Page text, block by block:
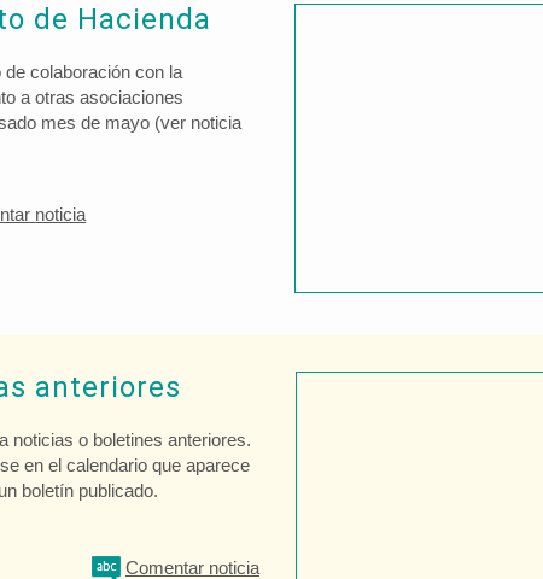
de Hacienda
colaboración con la
a otras asociaciones
mes de mayo (ver noticia
noticia
anteriores
noticias o boletines anteriores.
en el calendario que aparece
boletín publicado.
Comentar noticia